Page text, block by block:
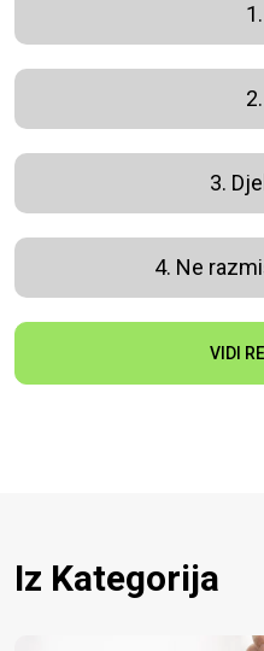
3.
4. Ne
VIDI
Iz Kategorija